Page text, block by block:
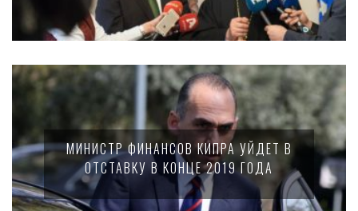
МИНИСТР ФИНАНСОВ КИПРА УЙДЕТ В
ОТСТАВКУ В КОНЦЕ 2019 ГОДА